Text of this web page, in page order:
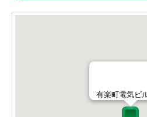
有楽町電気ビ